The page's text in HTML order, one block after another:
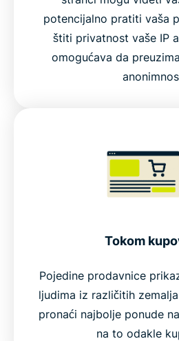
potencijalno pratiti vaša
štiti privatnost vaše IP
omogućava da
Tokom
Pojedine prodavnice
ljudima iz različitih
pronaći najbolje ponude
na to odakle